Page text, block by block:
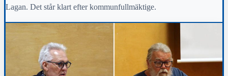
Lagan. Det står klart efter kommunfullmäktige.